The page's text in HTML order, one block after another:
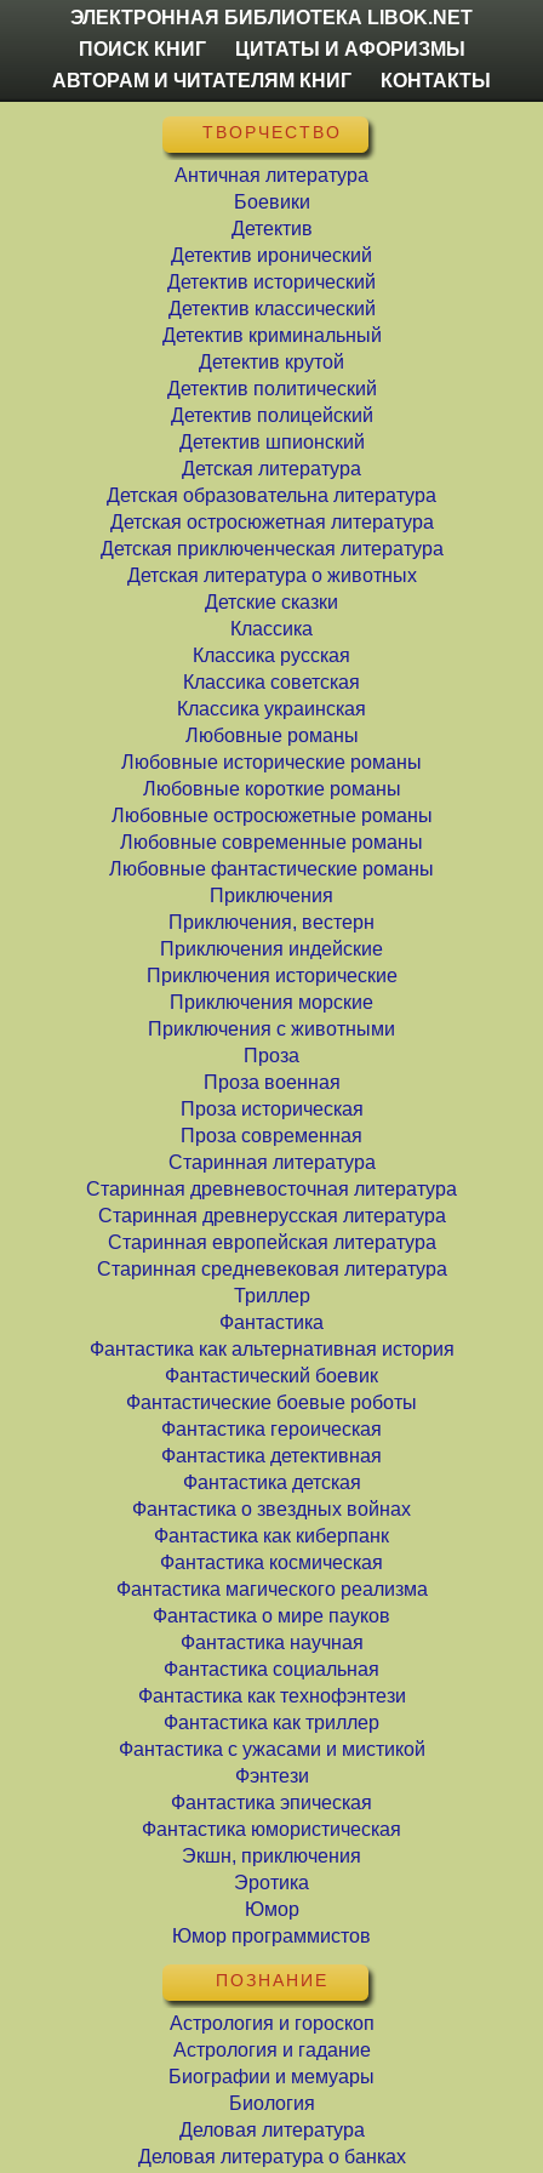
ЭЛЕКТРОННАЯ БИБЛИОТЕКА LIBOK.NET
ПОИСК КНИГ
ЦИТАТЫ И АФОРИЗМЫ
АВТОРАМ И ЧИТАТЕЛЯМ КНИГ
КОНТАКТЫ
ТВОРЧЕСТВО
Античная литература
Боевики
Детектив
Детектив иронический
Детектив исторический
Детектив классический
Детектив криминальный
Детектив крутой
Детектив политический
Детектив полицейский
Детектив шпионский
Детская литература
Детская образовательна литература
Детская остросюжетная литература
Детская приключенческая литература
Детская литература о животных
Детские сказки
Классика
Классика русская
Классика советская
Классика украинская
Любовные романы
Любовные исторические романы
Любовные короткие романы
Любовные остросюжетные романы
Любовные современные романы
Любовные фантастические романы
Приключения
Приключения, вестерн
Приключения индейские
Приключения исторические
Приключения морские
Приключения с животными
Проза
Проза военная
Проза историческая
Проза современная
Старинная литература
Старинная древневосточная литература
Старинная древнерусская литература
Старинная европейская литература
Старинная средневековая литература
Триллер
Фантастика
Фантастика как альтернативная история
Фантастический боевик
Фантастические боевые роботы
Фантастика героическая
Фантастика детективная
Фантастика детская
Фантастика о звездных войнах
Фантастика как киберпанк
Фантастика космическая
Фантастика магического реализма
Фантастика о мире пауков
Фантастика научная
Фантастика социальная
Фантастика как технофэнтези
Фантастика как триллер
Фантастика с ужасами и мистикой
Фэнтези
Фантастика эпическая
Фантастика юмористическая
Экшн, приключения
Эротика
Юмор
Юмор программистов
ПОЗНАНИЕ
Астрология и гороскоп
Астрология и гадание
Биографии и мемуары
Биология
Деловая литература
Деловая литература о банках